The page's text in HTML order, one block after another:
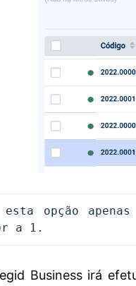
esta opção
a 1.
Business irá